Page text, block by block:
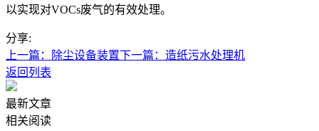
以实现对VOCs废气的有效处理。
分享:
上一篇：除尘设备装置下一篇：造纸污水处理机
返回列表
最新文章
相关阅读